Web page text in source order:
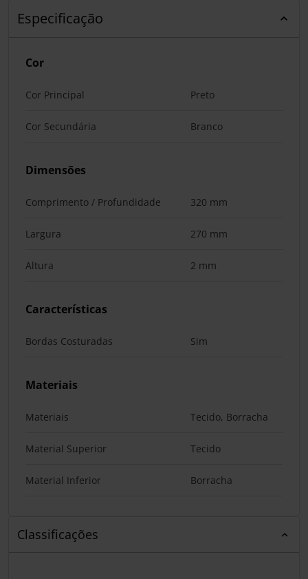
Especificação
Cor
Cor Principal Preto
Cor Secundária Branco
Dimensões
Comprimento / Profundidade 320 mm
Largura 270 mm
Altura 2 mm
Características
Bordas Costuradas Sim
Materiais
Materiais Tecido, Borracha
Material Superior Tecido
Material Inferior Borracha
Classificações